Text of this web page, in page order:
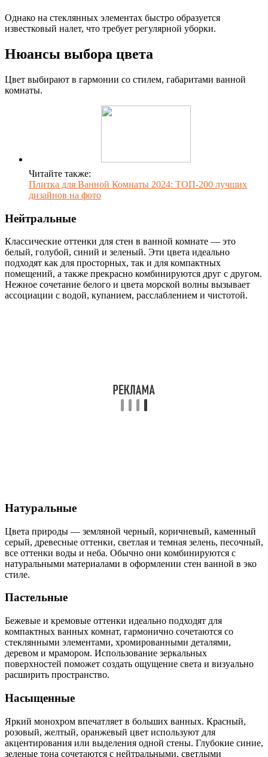
Однако на стеклянных элементах быстро образуется
известковый налет, что требует регулярной уборки.
Нюансы выбора цвета
Цвет выбирают в гармонии со стилем, габаритами ванной
комнаты.
Читайте также:
Плитка для Ванной Комнаты 2024: ТОП-200 лучших
дизайнов на фото
Нейтральные
Классические оттенки для стен в ванной комнате — это
белый, голубой, синий и зеленый. Эти цвета идеально
подходят как для просторных, так и для компактных
помещений, а также прекрасно комбинируются друг с другом.
Нежное сочетание белого и цвета морской волны вызывает
ассоциации с водой, купанием, расслаблением и чистотой.
Натуральные
Цвета природы — земляной черный, коричневый, каменный
серый, древесные оттенки, светлая и темная зелень, песочный,
все оттенки воды и неба. Обычно они комбинируются с
натуральными материалами в оформлении стен ванной в эко
стиле.
Пастельные
Бежевые и кремовые оттенки идеально подходят для
компактных ванных комнат, гармонично сочетаются со
стеклянными элементами, хромированными деталями,
деревом и мрамором. Использование зеркальных
поверхностей поможет создать ощущение света и визуально
расширить пространство.
Насыщенные
Яркий монохром впечатляет в больших ванных. Красный,
розовый, желтый, оранжевый цвет используют для
акцентирования или выделения одной стены. Глубокие синие,
зеленые тона сочетаются с нейтральными, светлыми